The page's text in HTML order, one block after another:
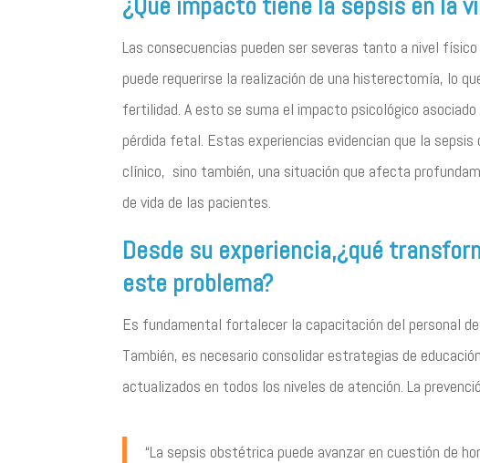
Las consecuencias pueden ser severas tanto a nivel
puede requerirse la realización de una histerectomía, lo
fertilidad. A esto se suma el impacto psicológico
pérdida fetal. Estas experiencias evidencian que la
clínico, sino también, una situación que afecta
de vida de las pacientes.
Desde su experiencia,¿qué
este problema?
Es fundamental fortalecer la capacitación del personal
También, es necesario consolidar estrategias de
actualizados en todos los niveles de atención. La
“La sepsis obstétrica puede avanzar en cuestión de